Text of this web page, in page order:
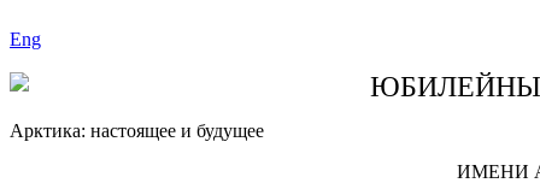
Eng
Арктика: настоящее и будущее
ИМЕНИ